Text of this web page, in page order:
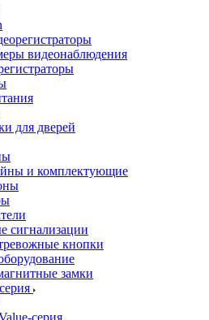
видеонаблюдения
для дверей
и комплектующие
сигнализации
кнопки
замки
серия